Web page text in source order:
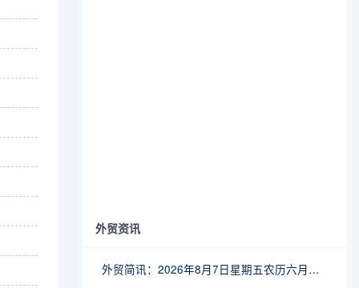
外贸资讯
外贸简讯：2026年8月7日星期五农历六月廿五